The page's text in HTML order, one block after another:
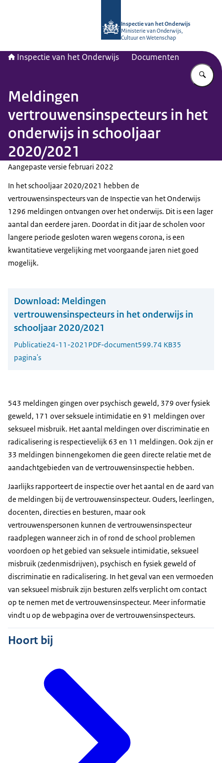
Inspectie van het Onderwijs
Ministerie van Onderwijs,
Cultuur en Wetenschap
Inspectie van het Onderwijs Documenten
Meldingen
vertrouwensinspecteurs in het
onderwijs in schooljaar
2020/2021
Aangepaste versie februari 2022
In het schooljaar 2020/2021 hebben de
vertrouwensinspecteurs van de Inspectie van het Onderwijs
1296 meldingen ontvangen over het onderwijs. Dit is een lager
aantal dan eerdere jaren. Doordat in dit jaar de scholen voor
langere periode gesloten waren wegens corona, is een
kwantitatieve vergelijking met voorgaande jaren niet goed
mogelijk.
Download: Meldingen
vertrouwensinspecteurs in het onderwijs in
schooljaar 2020/2021
Publicatie24-11-2021 PDF-document599.74 KB35
pagina's
543 meldingen gingen over psychisch geweld, 379 over fysiek
geweld, 171 over seksuele intimidatie en 91 meldingen over
seksueel misbruik. Het aantal meldingen over discriminatie en
radicalisering is respectievelijk 63 en 11 meldingen. Ook zijn er
33 meldingen binnengekomen die geen directe relatie met de
aandachtgebieden van de vertrouwensinspectie hebben.
Jaarlijks rapporteert de inspectie over het aantal en de aard van
de meldingen bij de vertrouwensinspecteur. Ouders, leerlingen,
docenten, directies en besturen, maar ook
vertrouwenspersonen kunnen de vertrouwensinspecteur
raadplegen wanneer zich in of rond de school problemen
voordoen op het gebied van seksuele intimidatie, seksueel
misbruik (zedenmisdrijven), psychisch en fysiek geweld of
discriminatie en radicalisering. In het geval van een vermoeden
van seksueel misbruik zijn besturen zelfs verplicht om contact
op te nemen met de vertrouwensinspecteur. Meer informatie
vindt u op de webpagina over de vertrouwensinspecteurs.
Hoort bij